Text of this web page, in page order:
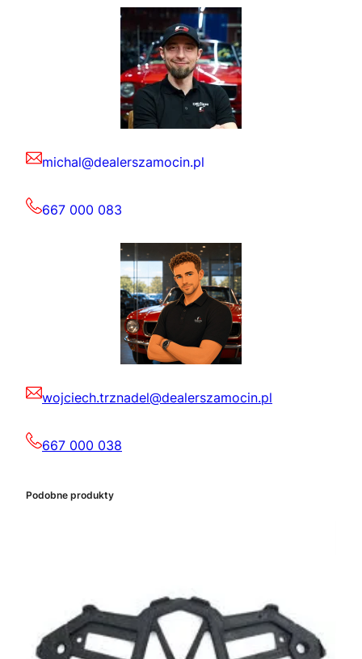
michal@dealerszamocin.pl
667 000 083
wojciech.trznadel@dealerszamocin.pl
667 000 038
Podobne produkty